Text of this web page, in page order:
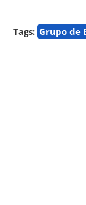
Tags: Grupo de